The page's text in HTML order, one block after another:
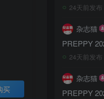
买
24天前发布
杂志猫
PREPPY
24天前发布
杂志猫
PREPPY